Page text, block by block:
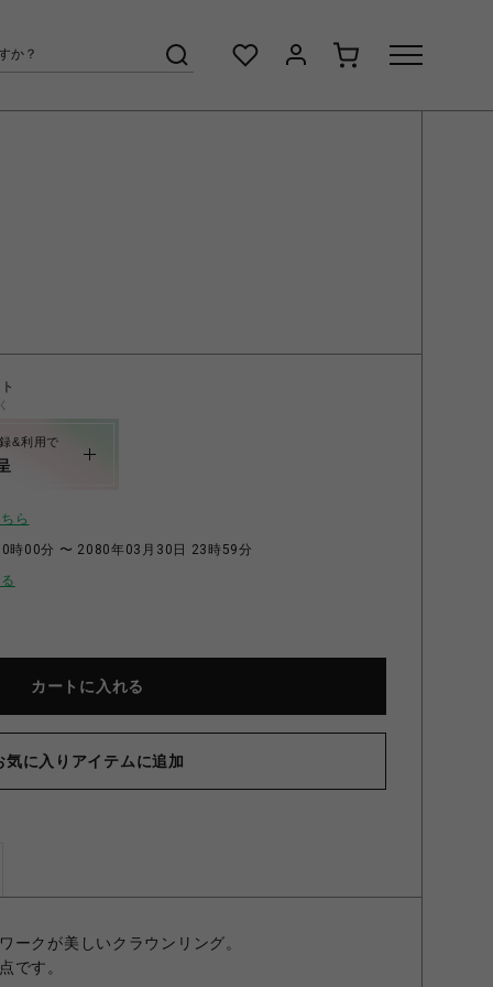
&利用で
ら
時00分 〜 2080年03月30日 23時59分
カートに入れる
気に入りアイテムに追加
ークが美しいクラウンリング。
です。